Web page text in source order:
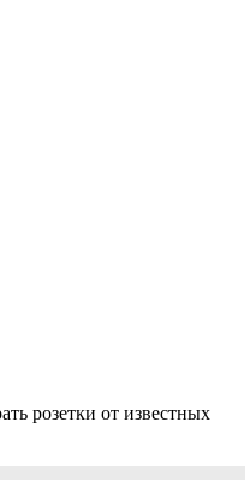
розетки от известных